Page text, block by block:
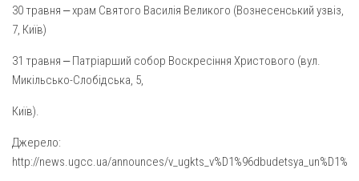
Трансляції
30 травня ‒ храм Святого Василія Великого (Вознесенський узвіз,
7, Київ)
31 травня ‒ Патріарший собор Воскресіння Христового (вул.
Микільсько-Слобідська, 5,
Київ).
Джерело:
http://news.ugcc.ua/announces/